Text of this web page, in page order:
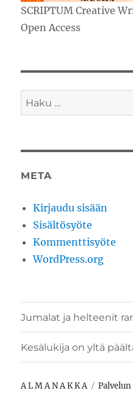
SCRIPTUM Creative
Open Access
Etsi:
META
Kirjaudu sisään
Sisältösyöte
Kommenttisyöte
WordPress.org
Jumalat ja helteenit
Kesälukija on yltä
A L M A N A K K A